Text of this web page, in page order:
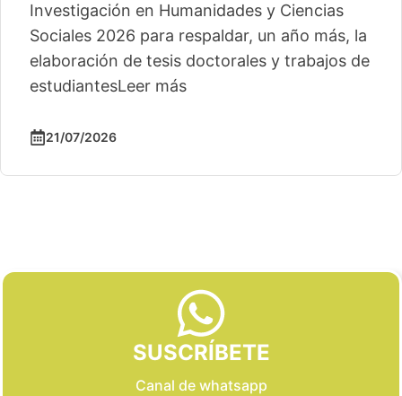
Investigación en Humanidades y Ciencias
Sociales 2026 para respaldar, un año más, la
elaboración de tesis doctorales y trabajos de
estudiantesLeer más
21/07/2026
SUSCRÍBETE
Canal de whatsapp